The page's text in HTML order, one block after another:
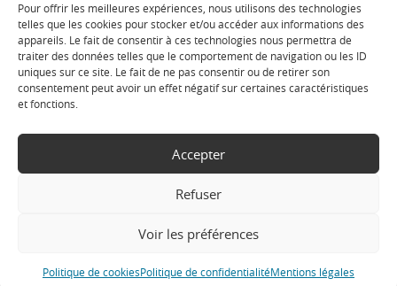
Pour offrir les meilleures expériences, nous utilisons des technologies
telles que les cookies pour stocker et/ou accéder aux informations des
appareils. Le fait de consentir à ces technologies nous permettra de
traiter des données telles que le comportement de navigation ou les ID
uniques sur ce site. Le fait de ne pas consentir ou de retirer son
consentement peut avoir un effet négatif sur certaines caractéristiques
et fonctions.
Accepter
Refuser
Voir les préférences
Politique de cookiesPolitique de confidentialitéMentions légales
Le plan du site
Le Fontanil-Cornillon-Mentions légales
Création de site internet